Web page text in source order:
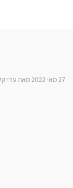
27 מאי 2022 מאת עדי קלינגהופר